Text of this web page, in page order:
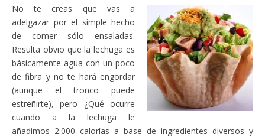
No te creas que vas a
adelgazar por el simple hecho
de comer sólo ensaladas.
Resulta obvio que la lechuga es
básicamente agua con un poco
de fibra y no te hará engordar
(aunque el tronco puede
estreñirte), pero ¿Qué ocurre
cuando a la lechuga le
añadimos 2.000 calorías a base de ingredientes diversos y